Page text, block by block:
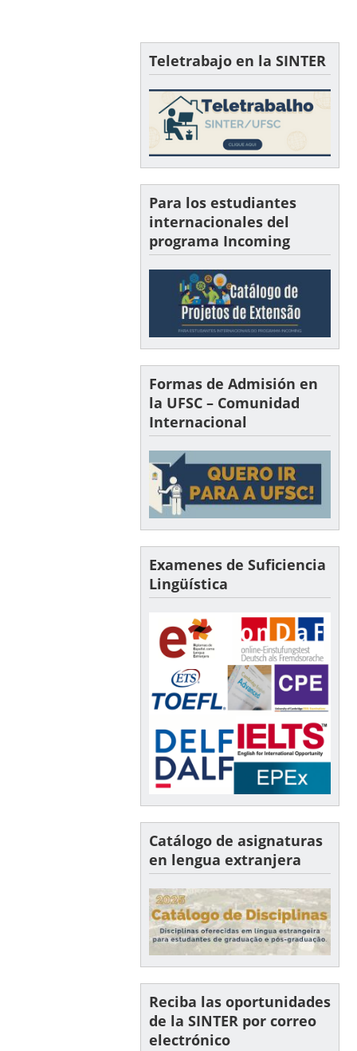
Teletrabajo en la SINTER
Para los estudiantes
internacionales del
programa Incoming
Formas de Admisión en
la UFSC – Comunidad
Internacional
Examenes de Suficiencia
Lingüística
Catálogo de asignaturas
en lengua extranjera
Reciba las oportunidades
de la SINTER por correo
electrónico